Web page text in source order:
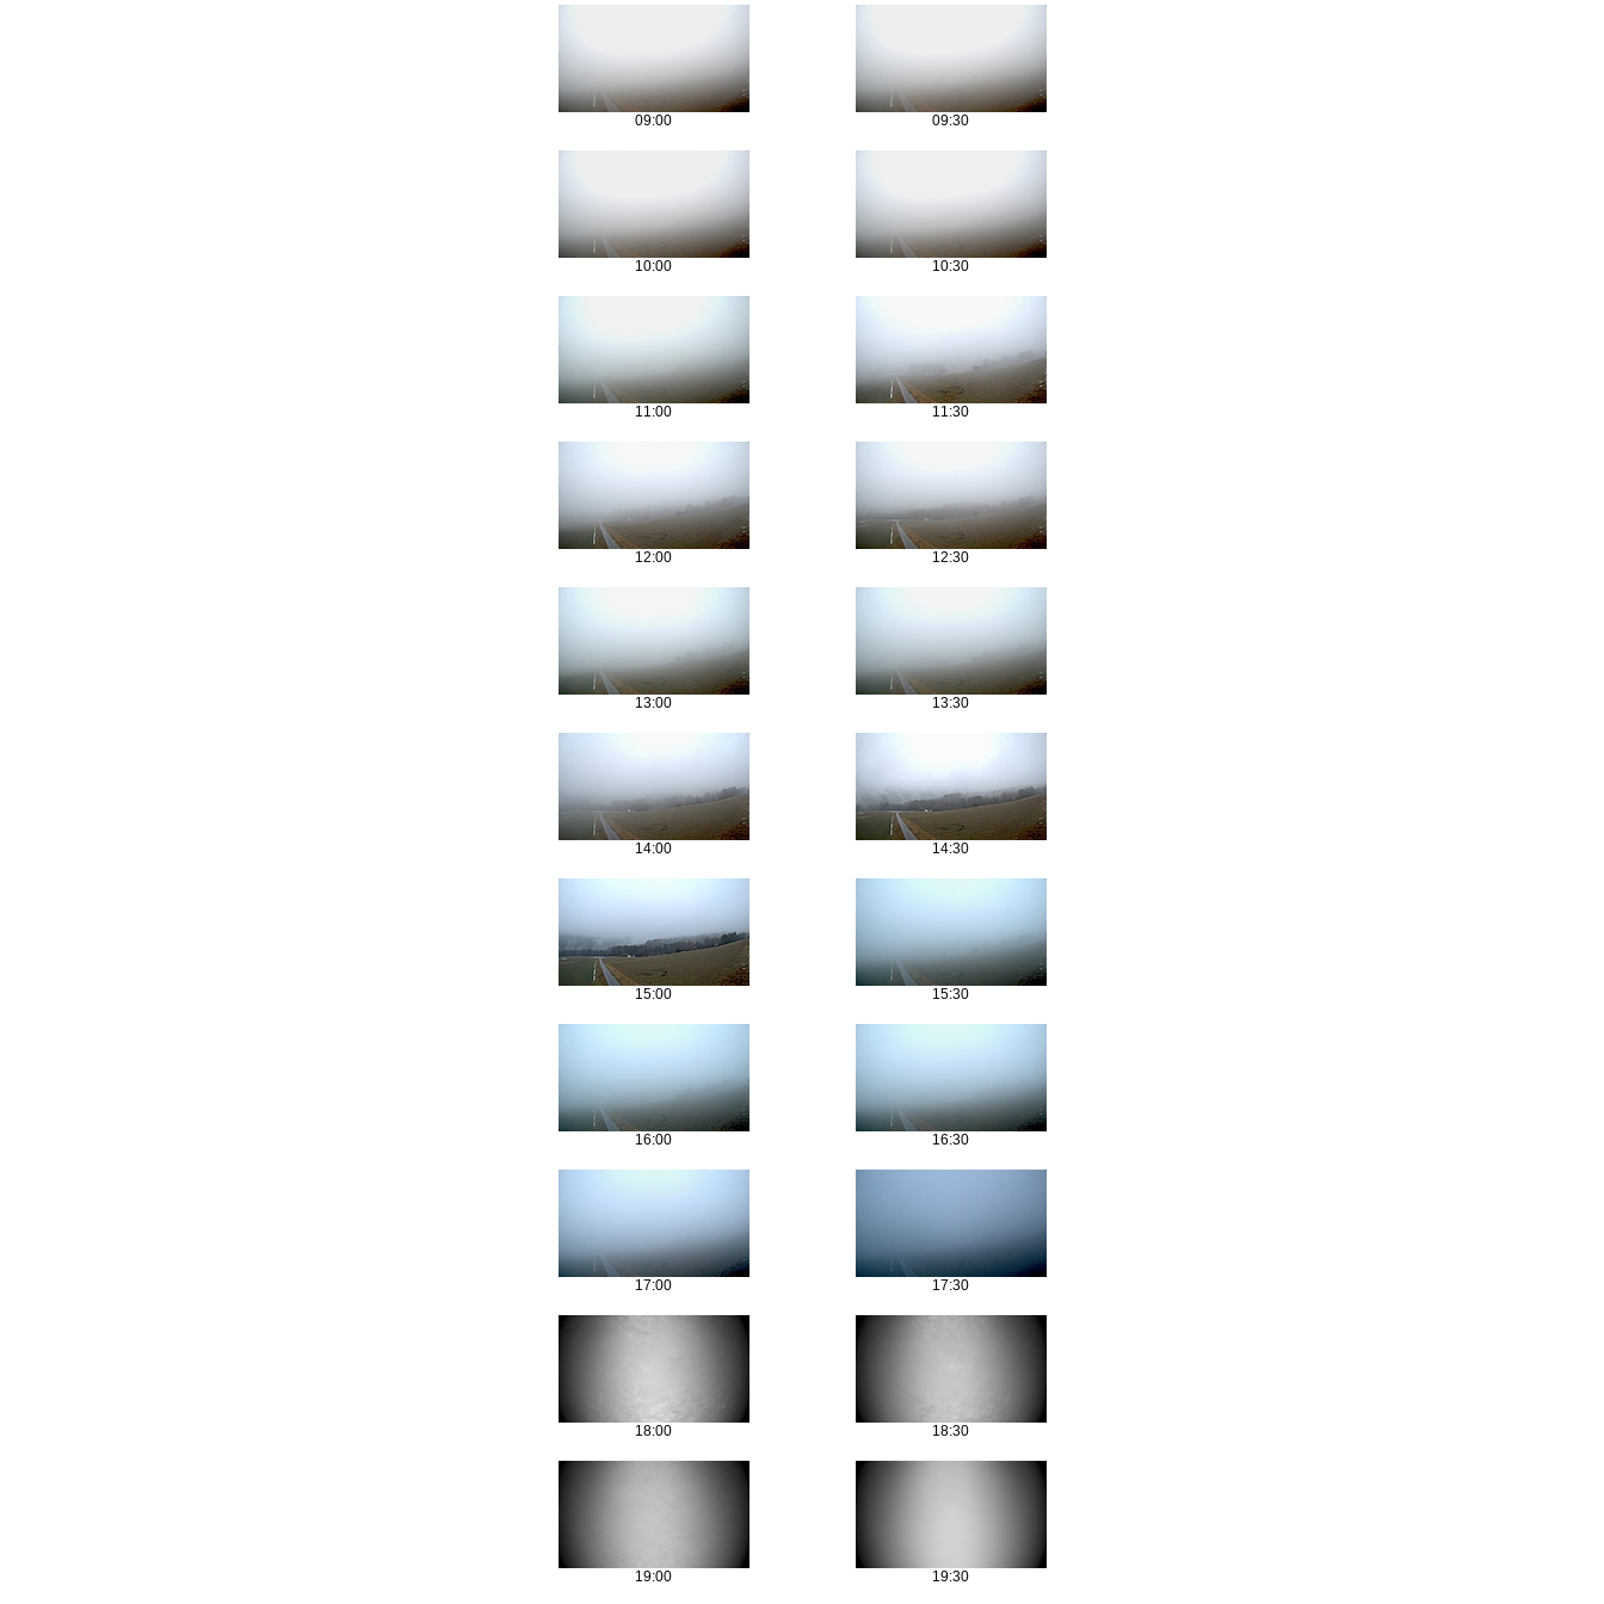
09:00 09:30
10:00 10:30
11:00 11:30
12:00 12:30
13:00 13:30
14:00 14:30
15:00 15:30
16:00 16:30
17:00 17:30
18:00 18:30
19:00 19:30